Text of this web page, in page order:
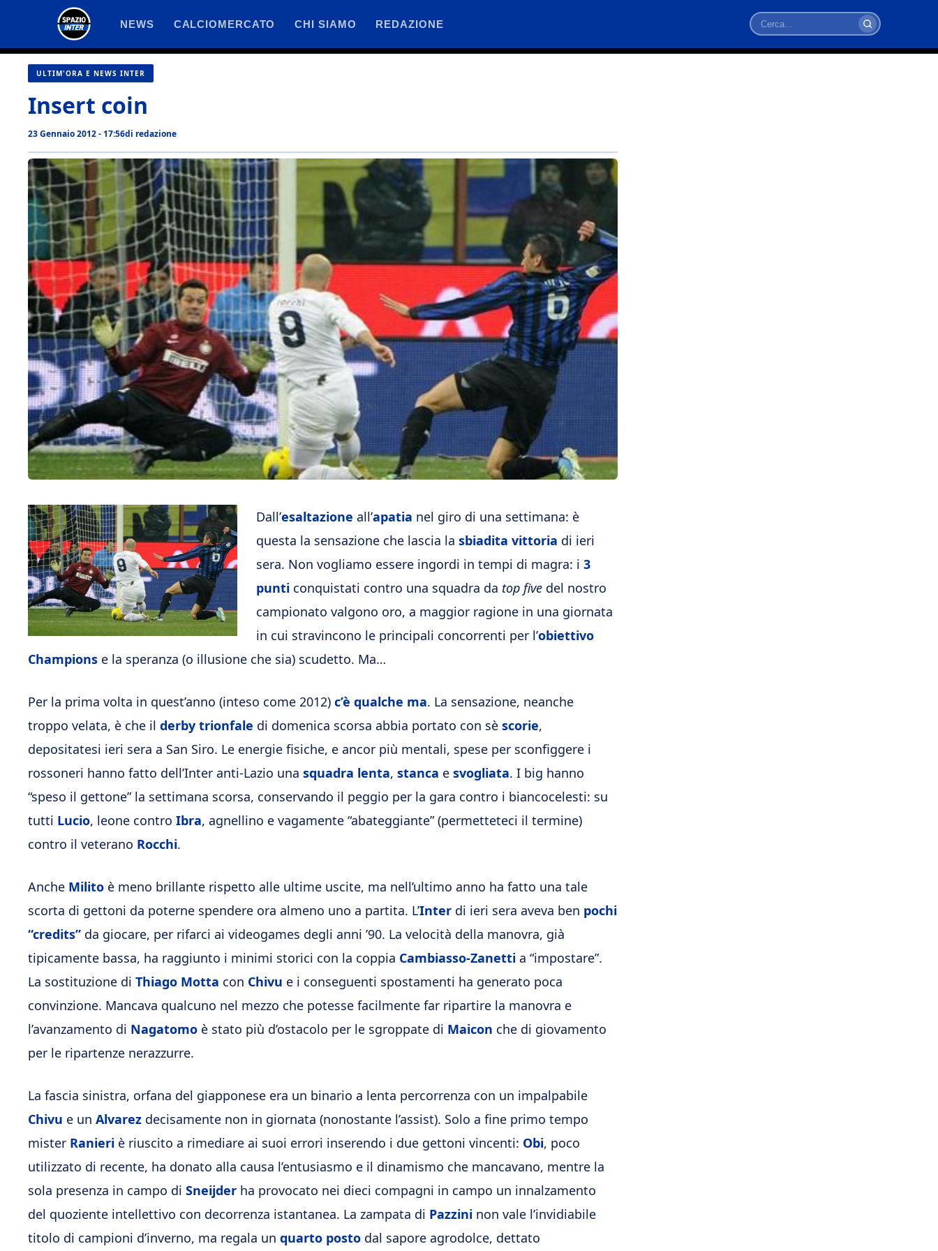
contenuto
NEWS CALCIOMERCATO CHI SIAMO REDAZIONE
Cerca
ULTIM'ORA E NEWS INTER
Insert coin
23 Gennaio 2012 - 17:56di redazione
Dall’esaltazione all’apatia nel giro di una settimana: è
questa la sensazione che lascia la sbiadita vittoria di ieri
sera. Non vogliamo essere ingordi in tempi di magra: i 3
punti conquistati contro una squadra da top five del nostro
campionato valgono oro, a maggior ragione in una giornata
in cui stravincono le principali concorrenti per l’obiettivo
Champions e la speranza (o illusione che sia) scudetto. Ma…
Per la prima volta in quest’anno (inteso come 2012) c’è qualche ma. La sensazione, neanche
troppo velata, è che il derby trionfale di domenica scorsa abbia portato con sè scorie,
depositatesi ieri sera a San Siro. Le energie fisiche, e ancor più mentali, spese per sconfiggere i
rossoneri hanno fatto dell’Inter anti-Lazio una squadra lenta, stanca e svogliata. I big hanno
“speso il gettone” la settimana scorsa, conservando il peggio per la gara contro i biancocelesti: su
tutti Lucio, leone contro Ibra, agnellino e vagamente “abateggiante” (permetteteci il termine)
contro il veterano Rocchi.
Anche Milito è meno brillante rispetto alle ultime uscite, ma nell’ultimo anno ha fatto una tale
scorta di gettoni da poterne spendere ora almeno uno a partita. L’Inter di ieri sera aveva ben pochi
“credits” da giocare, per rifarci ai videogames degli anni ’90. La velocità della manovra, già
tipicamente bassa, ha raggiunto i minimi storici con la coppia Cambiasso-Zanetti a “impostare”.
La sostituzione di Thiago Motta con Chivu e i conseguenti spostamenti ha generato poca
convinzione. Mancava qualcuno nel mezzo che potesse facilmente far ripartire la manovra e
l’avanzamento di Nagatomo è stato più d’ostacolo per le sgroppate di Maicon che di giovamento
per le ripartenze nerazzurre.
La fascia sinistra, orfana del giapponese era un binario a lenta percorrenza con un impalpabile
Chivu e un Alvarez decisamente non in giornata (nonostante l’assist). Solo a fine primo tempo
mister Ranieri è riuscito a rimediare ai suoi errori inserendo i due gettoni vincenti: Obi, poco
utilizzato di recente, ha donato alla causa l’entusiasmo e il dinamismo che mancavano, mentre la
sola presenza in campo di Sneijder ha provocato nei dieci compagni in campo un innalzamento
del quoziente intellettivo con decorrenza istantanea. La zampata di Pazzini non vale l’invidiabile
titolo di campioni d’inverno, ma regala un quarto posto dal sapore agrodolce, dettato